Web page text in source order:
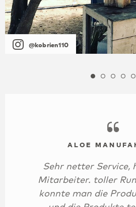
@kobrien110
ALOE
Sehr netter Service,
Mitarbeiter. toller
konnte man die